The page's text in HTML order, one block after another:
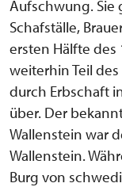
Aufschwung. Sie
Schafställe,
ersten Hälfte des
weiterhin Teil
durch Erbschaft
über. Der
Wallenstein war
Wallenstein.
Burg von